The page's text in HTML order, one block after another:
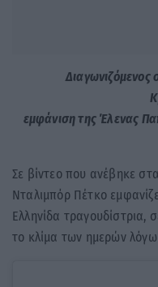
εμφάνιση της Έλενας
Σε βίντεο που ανέβηκε
Νταλιμπόρ Πέτκο
Ελληνίδα τραγουδίστρια,
το κλίμα των ημερών